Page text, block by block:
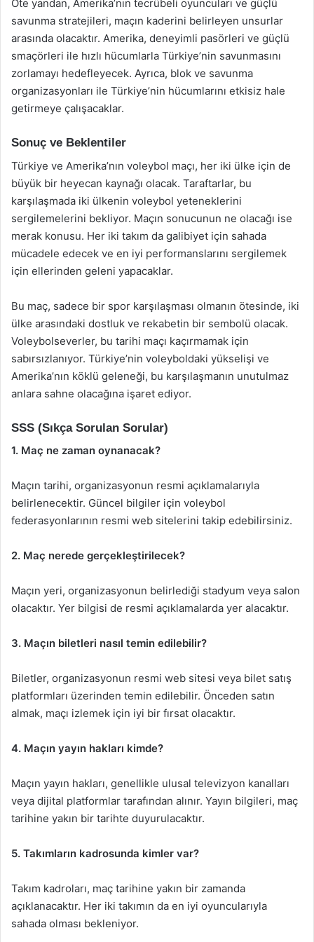
Öte yandan, Amerika’nın tecrübeli oyuncuları ve güçlü
savunma stratejileri, maçın kaderini belirleyen unsurlar
arasında olacaktır. Amerika, deneyimli pasörleri ve güçlü
smaçörleri ile hızlı hücumlarla Türkiye’nin savunmasını
zorlamayı hedefleyecek. Ayrıca, blok ve savunma
organizasyonları ile Türkiye’nin hücumlarını etkisiz hale
getirmeye çalışacaklar.
Sonuç ve Beklentiler
Türkiye ve Amerika’nın voleybol maçı, her iki ülke için de
büyük bir heyecan kaynağı olacak. Taraftarlar, bu
karşılaşmada iki ülkenin voleybol yeteneklerini
sergilemelerini bekliyor. Maçın sonucunun ne olacağı ise
merak konusu. Her iki takım da galibiyet için sahada
mücadele edecek ve en iyi performanslarını sergilemek
için ellerinden geleni yapacaklar.
Bu maç, sadece bir spor karşılaşması olmanın ötesinde, iki
ülke arasındaki dostluk ve rekabetin bir sembolü olacak.
Voleybolseverler, bu tarihi maçı kaçırmamak için
sabırsızlanıyor. Türkiye’nin voleyboldaki yükselişi ve
Amerika’nın köklü geleneği, bu karşılaşmanın unutulmaz
anlara sahne olacağına işaret ediyor.
SSS (Sıkça Sorulan Sorular)
1. Maç ne zaman oynanacak?
Maçın tarihi, organizasyonun resmi açıklamalarıyla
belirlenecektir. Güncel bilgiler için voleybol
federasyonlarının resmi web sitelerini takip edebilirsiniz.
2. Maç nerede gerçekleştirilecek?
Maçın yeri, organizasyonun belirlediği stadyum veya salon
olacaktır. Yer bilgisi de resmi açıklamalarda yer alacaktır.
3. Maçın biletleri nasıl temin edilebilir?
Biletler, organizasyonun resmi web sitesi veya bilet satış
platformları üzerinden temin edilebilir. Önceden satın
almak, maçı izlemek için iyi bir fırsat olacaktır.
4. Maçın yayın hakları kimde?
Maçın yayın hakları, genellikle ulusal televizyon kanalları
veya dijital platformlar tarafından alınır. Yayın bilgileri, maç
tarihine yakın bir tarihte duyurulacaktır.
5. Takımların kadrosunda kimler var?
Takım kadroları, maç tarihine yakın bir zamanda
açıklanacaktır. Her iki takımın da en iyi oyuncularıyla
sahada olması bekleniyor.